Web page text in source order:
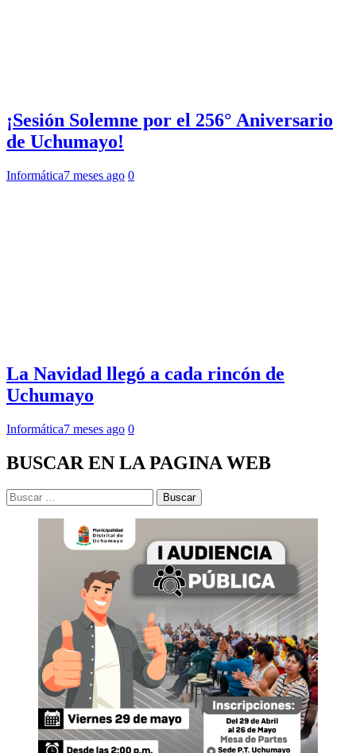
¡Sesión Solemne por el 256° Aniversario
de Uchumayo!
Informática7 meses ago 0
La Navidad llegó a cada rincón de
Uchumayo
Informática7 meses ago 0
BUSCAR EN LA PAGINA WEB
Buscar: